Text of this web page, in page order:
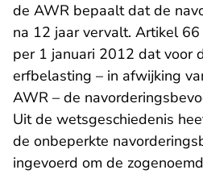
de AWR bepaalt dat de
na 12 jaar vervalt. Artikel
per 1 januari 2012 dat voor
erfbelasting – in afwijking
AWR – de
Uit de wetsgeschiedenis
de onbeperkte
ingevoerd om de